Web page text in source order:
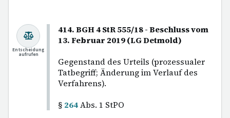
414. BGH 4 StR 555/18 - Beschluss vom
13. Februar 2019 (LG Detmold)
Gegenstand des Urteils (prozessualer
Tatbegriff; Änderung im Verlauf des
Verfahrens).
§ 264Abs. 1 StPO
Entscheidung
aufrufen